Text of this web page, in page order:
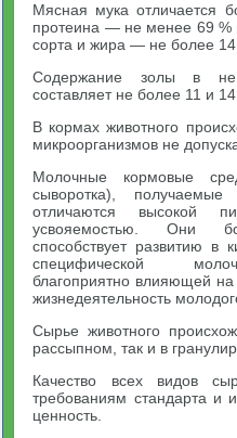
Мясная мука отличается
протеина — не менее 69 %
сорта и жира — не более 14
Содержание золы в
составляет не более 11 и
В кормах животного
микроорганизмов не
Молочные кормовые
сыворотка),
отличаются высокой
усвояемостью. Они
способствует развитию в
специфической
благоприятно влияющей
жизнедеятельность
Сырье животного
рассыпном, так и в
Качество всех видов
требованиям стандарта и
ценность.